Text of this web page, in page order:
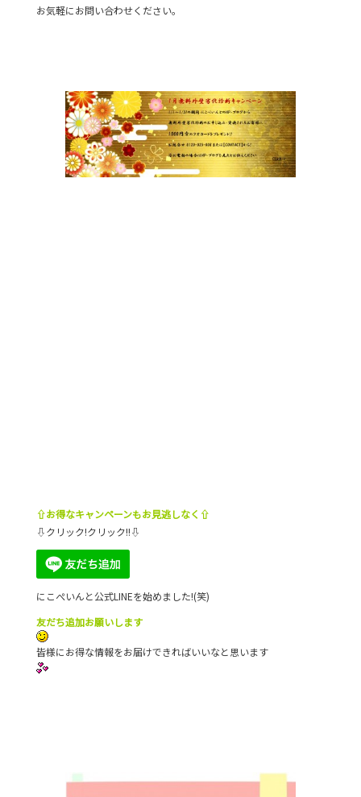
お気軽にお問い合わせください。
⇧お得なキャンペーンもお見逃しなく⇧
⇩クリック!クリック!!⇩
にこぺいんと公式LINEを始めました!(笑)
友だち追加お願いします
皆様にお得な情報をお届けできればいいなと思います